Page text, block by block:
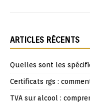
ARTICLES RÉCENTS
Quelles sont les
Certificats rgs :
TVA sur alcool :